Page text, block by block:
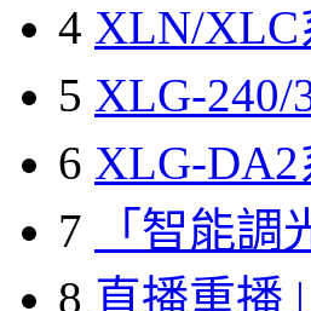
4 XLN/XLC
5 XLG-240/
6 XLG-DA2
7
「智能
8 直播重播